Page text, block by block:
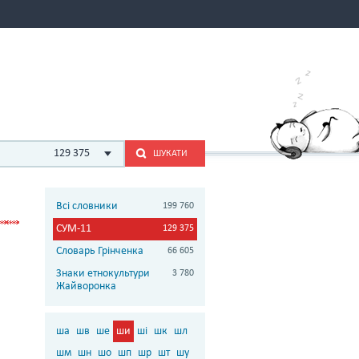
129 375 ШУКАТИ
Всі словники 199 760
СУМ-11 129 375
Словарь Грінченка 66 605
Знаки етнокультури
Жайворонка
3 780
ша шв ше ши ші шк
шл
шм шн шо шп шр шт шу